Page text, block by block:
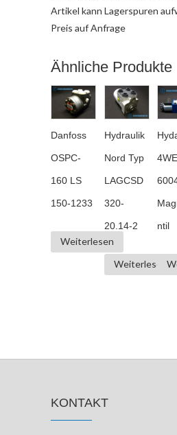
Artikel kann Lagerspuren
Preis auf Anfrage
Ähnliche Produkte
Danfoss
OSPC-
160 LS
150-1233
Weiterlesen
Hydraulik
Nord Typ
LAGCSD
320-
20.14-2
Weiterlesen
ntil
KONTAKT